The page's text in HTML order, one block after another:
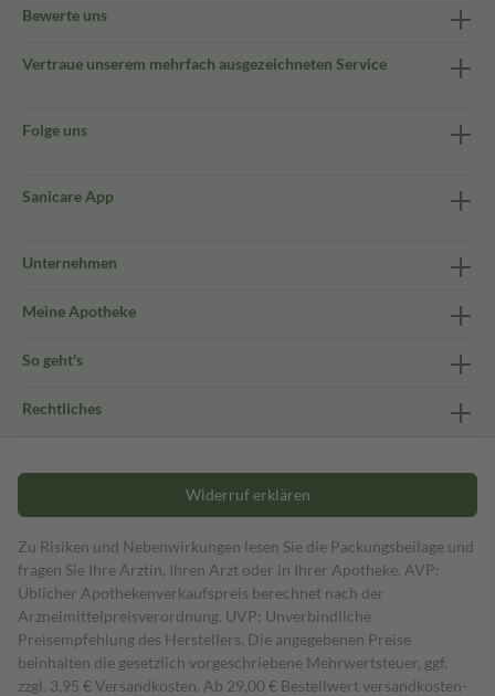
Bewerte uns
Vertraue unserem mehrfach ausgezeichneten Service
Folge uns
Sanicare App
Unternehmen
Meine Apotheke
So geht's
Rechtliches
Widerruf erklären
Zu Risiken und Nebenwirkungen lesen Sie die Packungsbeilage und
fragen Sie Ihre Ärztin, Ihren Arzt oder in Ihrer Apotheke. AVP:
Üblicher Apothekenverkaufspreis berechnet nach der
Arzneimittelpreisverordnung. UVP: Unverbindliche
Preisempfehlung des Herstellers. Die angegebenen Preise
beinhalten die gesetzlich vorgeschriebene Mehrwertsteuer, ggf.
zzgl. 3,95 € Versandkosten. Ab 29,00 € Bestell­wert versand­kosten­